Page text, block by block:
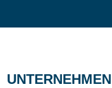
UNTERNEHMEN